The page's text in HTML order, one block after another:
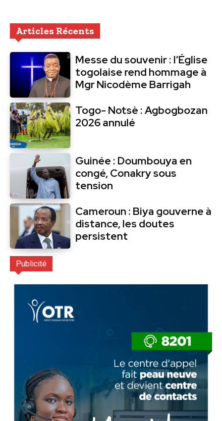
Articles Récents
Messe du souvenir : l’Église
togolaise rend hommage à
Mgr Nicodème Barrigah
Togo- Notsè : Agbogbozan
2026 annulé
Guinée : Doumbouya en
congé, Conakry sous
tension
Cameroun : Biya gouverne à
distance, les doutes
persistent
Publicité